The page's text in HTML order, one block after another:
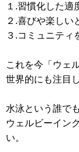
１.習慣化した適
２.喜びや楽しい
３.コミュニティ
これを今「ウェ
世界的にも注目
水泳という誰で
ウェルビーイン
い。